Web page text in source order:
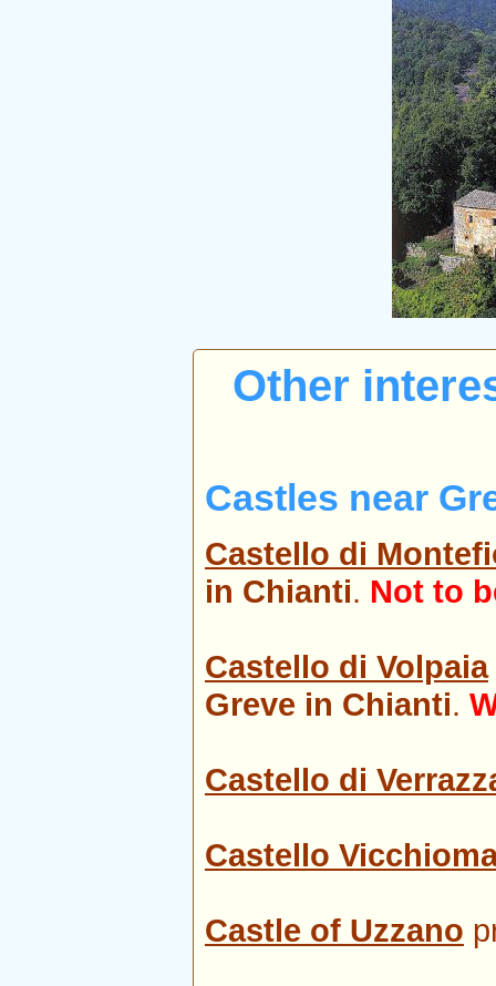
Other
Castles near
Castello di
in Chianti. Not to
Castello di Volpaia
Greve in Chianti.
Castello di
Castello
Castle of Uzzano